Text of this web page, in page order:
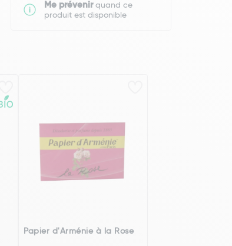
Me prévenirquand ce
produit est disponible
Papier d'Arménie à la Rose